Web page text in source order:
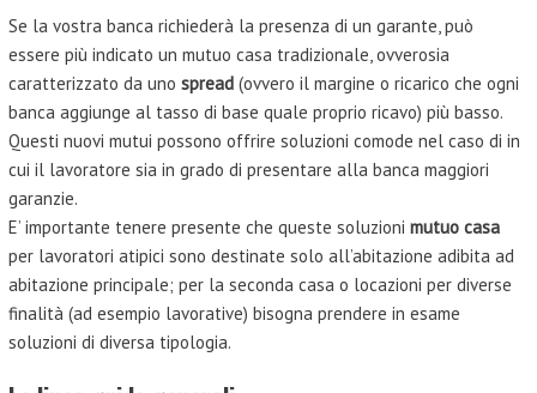
Se la vostra banca richiederà la presenza di un garante, può
essere più indicato un mutuo casa tradizionale, ovverosia
caratterizzato da uno spread(ovvero il margine o ricarico che ogni
banca aggiunge al tasso di base quale proprio ricavo) più basso.
Questi nuovi mutui possono offrire soluzioni comode nel caso di in
cui il lavoratore sia in grado di presentare alla banca maggiori
garanzie.
E’ importante tenere presente che queste soluzioni mutuo casa
per lavoratori atipici sono destinate solo all’abitazione adibita ad
abitazione principale; per la seconda casa o locazioni per diverse
finalità (ad esempio lavorative) bisogna prendere in esame
soluzioni di diversa tipologia.